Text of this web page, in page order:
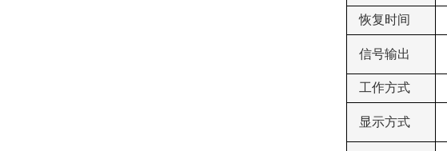
恢复时间
信号输出
工作方式
显示方式